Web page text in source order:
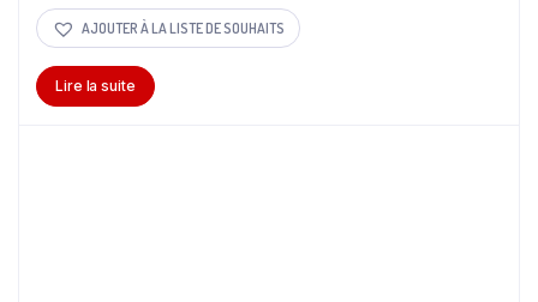
AJOUTER À LA LISTE DE SOUHAITS
Lire la suite